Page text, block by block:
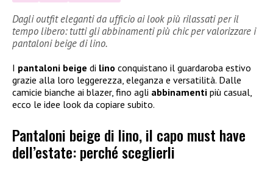
Dagli outfit eleganti da ufficio ai look più rilassati per il
tempo libero: tutti gli abbinamenti più chic per valorizzare i
pantaloni beige di lino.
I pantaloni beige di lino conquistano il guardaroba estivo
grazie alla loro leggerezza, eleganza e versatilità. Dalle
camicie bianche ai blazer, fino agli abbinamenti più casual,
ecco le idee look da copiare subito.
Pantaloni beige di lino, il capo must have
dell’estate: perché sceglierli